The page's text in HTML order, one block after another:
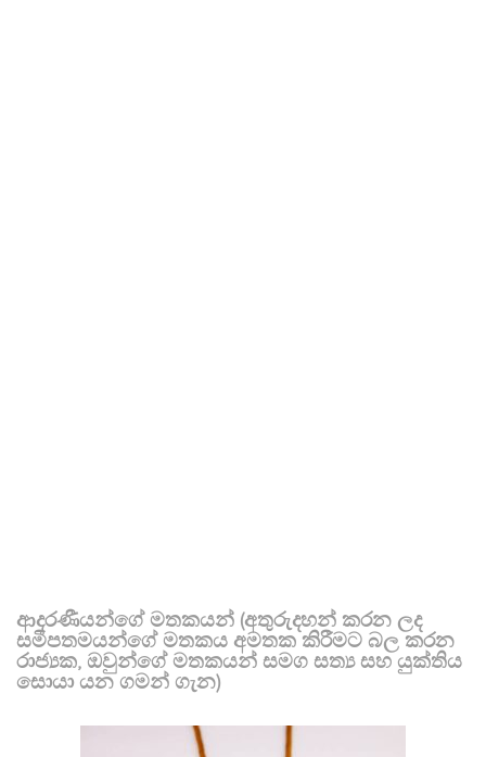
ආදරණීයන්ගේ මතකයන් (අතුරුදහන් කරන ලද
සමීපතමයන්ගේ මතකය අමතක කිරීමට බල කරන
රාජ්‍යක, ඔවුන්ගේ මතකයන් සමග සත්‍ය සහ යුක්තිය
සොයා යන ගමන් ගැන)